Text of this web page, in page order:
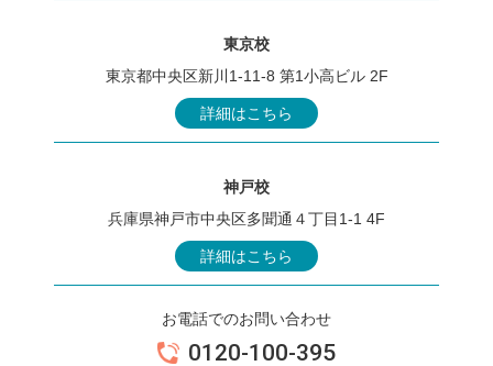
東京校
東京都中央区新川1-11-8 第1小高ビル 2F
詳細はこちら
神戸校
兵庫県神戸市中央区多聞通４丁目1-1 4F
詳細はこちら
お電話でのお問い合わせ
0120-100-395